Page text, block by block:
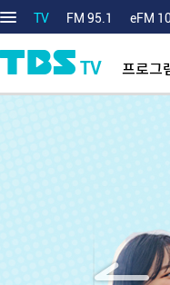
TV FM 95.1 eFM
TV 프로그